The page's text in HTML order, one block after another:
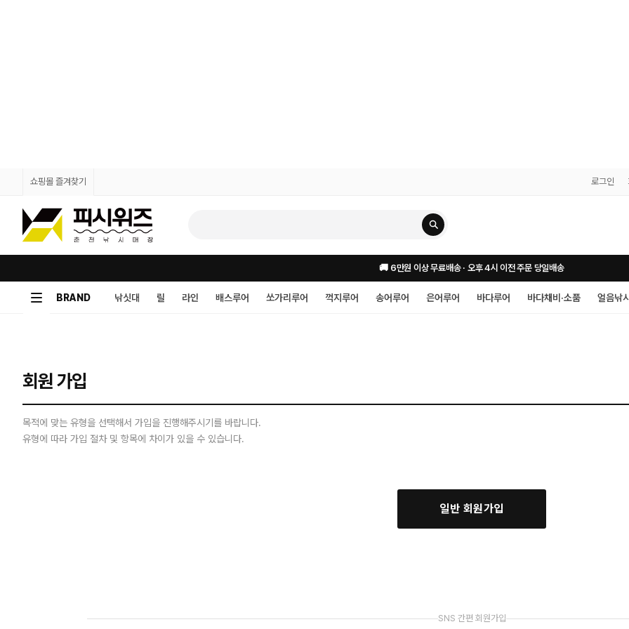
쇼핑몰 즐겨찾기 로그인
🚚 6만원 이상 무료배송 · 오후 4시 이전 주문 당일배송
BRAND 낚싯대 릴 라인 배스루어 쏘가리루어 꺽지루어 송어루어 은어루어 바다루어 바다채비·소품 얼음낚시
회원 가입
목적에 맞는 유형을 선택해서 가입을 진행해주시기를 바랍니다.
유형에 따라 가입 절차 및 항목에 차이가 있을 수 있습니다.
일반 회원가입
SNS 간편 회원가입